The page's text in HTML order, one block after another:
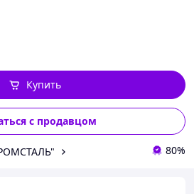
Купить
с продавцом
80%